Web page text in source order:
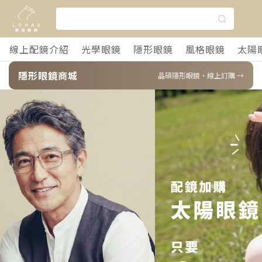
隱形眼鏡商城 晶碩隱形眼鏡・線上訂購 →
線上配鏡介紹 光學眼鏡 隱形眼鏡 風格眼鏡 太陽